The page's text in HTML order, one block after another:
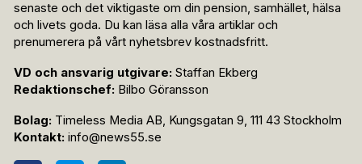
senaste och det viktigaste om din pension, samhället, hälsa
och livets goda. Du kan läsa alla våra artiklar och
prenumerera på vårt nyhetsbrev kostnadsfritt.
VD och ansvarig utgivare: Staffan Ekberg
Redaktionschef: Bilbo Göransson
Bolag: Timeless Media AB, Kungsgatan 9, 111 43 Stockholm
Kontakt: info@news55.se